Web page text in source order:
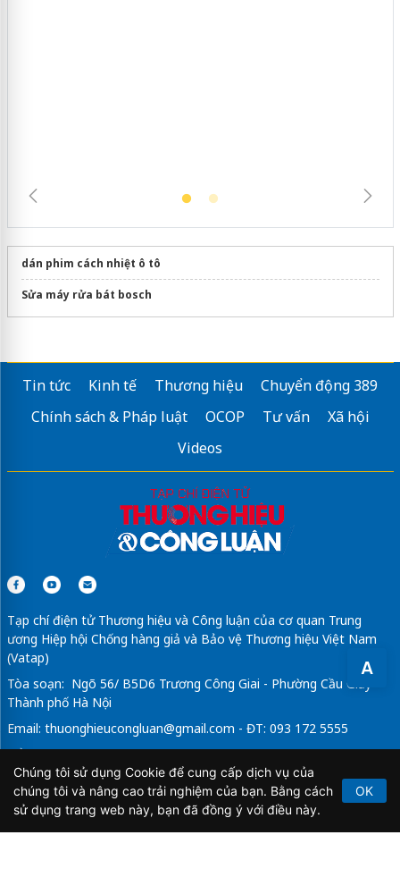
A
dán phim cách nhiệt ô tô
Sửa máy rửa bát bosch
Tin tức Kinh tế Thương hiệu
Chuyển động 389
Chính sách & Pháp luật
OCOP Tư vấn
Xã hội
Videos
Tạp chí điện tử Thương hiệu và Công luận của cơ quan Trung
ương Hiệp hội Chống hàng giả và Bảo vệ Thương hiệu Việt Nam
(Vatap)
Tòa soạn: Ngõ 56/ B5D6 Trương Công Giai - Phường Cầu Giấy -
Thành phố Hà Nội
Email: thuonghieucongluan@gmail.com - ĐT: 093 172 5555
Tổng Biên Tập: Vũ Đức Thuận
Giấy phép hoạt động báo chí điện tử số 64/GP-BTTTT do Bộ
Thông tin và Truyền thông cấp ngày 21/2/2020.
Chúng tôi sử dụng Cookie để cung cấp dịch vụ của
chúng tôi và nâng cao trải nghiệm của bạn. Bằng cách
sử dụng trang web này, bạn đã đồng ý với điều này.
OK